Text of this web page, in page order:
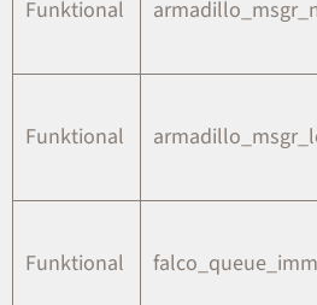
Funktional
Funktional
Funktional